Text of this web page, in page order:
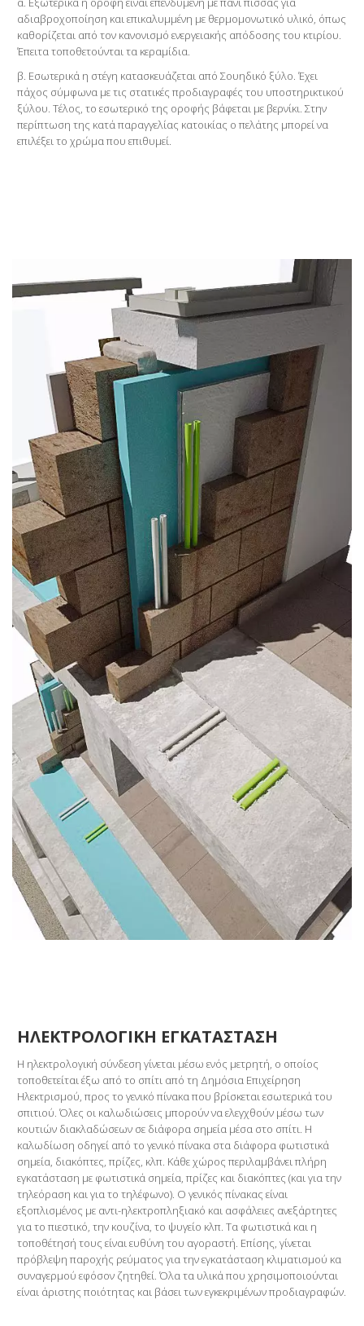
αδιαβροχοποίηση και επικαλυμμένη με θερμομονωτικό υλικό, όπως
καθορίζεται από τον κανονισμό ενεργειακής απόδοσης του κτιρίου.
Έπειτα τοποθετούνται τα κεραμίδια.
β. Εσωτερικά η στέγη κατασκευάζεται από Σουηδικό ξύλο. Έχει
πάχος σύμφωνα με τις στατικές προδιαγραφές του υποστηρικτικού
ξύλου. Τέλος, το εσωτερικό της οροφής βάφεται με βερνίκι. Στην
περίπτωση της κατά παραγγελίας κατοικίας ο πελάτης μπορεί να
επιλέξει το χρώμα που επιθυμεί.
ΗΛΕΚΤΡΟΛΟΓΙΚΗ ΕΓΚΑΤΑΣΤΑΣΗ
Η ηλεκτρολογική σύνδεση γίνεται μέσω ενός μετρητή, ο οποίος
τοποθετείται έξω από το σπίτι από τη Δημόσια Επιχείρηση
Ηλεκτρισμού, προς το γενικό πίνακα που βρίσκεται εσωτερικά του
σπιτιού. Όλες οι καλωδιώσεις μπορούν να ελεγχθούν μέσω των
κουτιών διακλαδώσεων σε διάφορα σημεία μέσα στο σπίτι. Η
καλωδίωση οδηγεί από το γενικό πίνακα στα διάφορα φωτιστικά
σημεία, διακόπτες, πρίζες, κλπ. Κάθε χώρος περιλαμβάνει πλήρη
εγκατάσταση με φωτιστικά σημεία, πρίζες και διακόπτες (και για την
τηλεόραση και για το τηλέφωνο). Ο γενικός πίνακας είναι
εξοπλισμένος με αντι-ηλεκτροπληξιακό και ασφάλειες ανεξάρτητες
για το πιεστικό, την κουζίνα, το ψυγείο κλπ. Τα φωτιστικά και η
τοποθέτησή τους είναι ευθύνη του αγοραστή. Επίσης, γίνεται
πρόβλεψη παροχής ρεύματος για την εγκατάσταση κλιματισμού κα
συναγερμού εφόσον ζητηθεί. Όλα τα υλικά που χρησιμοποιούνται
είναι άριστης ποιότητας και βάσει των εγκεκριμένων προδιαγραφών.